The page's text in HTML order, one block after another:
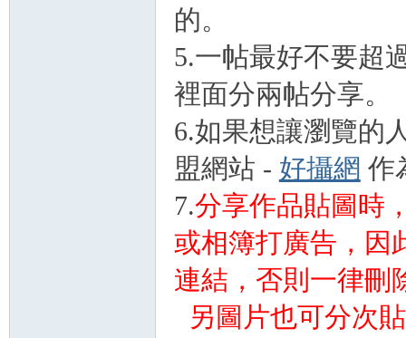
的。
5.一帖最好不要超
裡面分兩帖分享。
6.如果想讓瀏覽的
盟網站 - 好攝網 作
7.分享作品貼圖時
或相簿打廣告，因
連結，否則一律刪
另圖片也可分次